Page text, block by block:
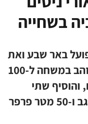
בשחייה
באר שבע ואת
מדינת ישראל, זכה במדליית זהב במשחה ל-100
שתי